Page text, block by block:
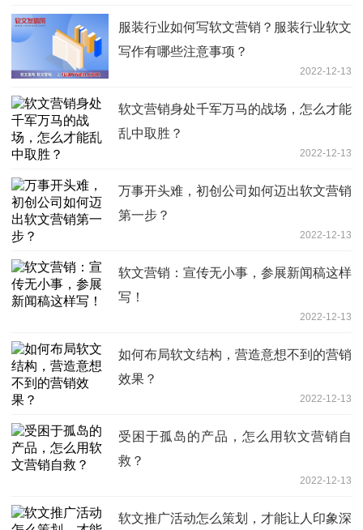
服装行业如何写软文营销？服装行业软文
写作有哪些注意事项？
2022-12-13
软文营销身处千军万马的战场，怎么才能
乱中取胜？
2022-12-13
万事开头难，初创公司如何迈出软文营销
第一步？
2022-12-13
软文营销：宣传无小事，参展新闻稿这样
写！
2022-12-13
如何布局软文结构，营造意想不到的营销
效果？
2022-12-13
受困于孤岛的产品，怎么用软文营销自
救？
2022-12-13
软文推广活动怎么策划，才能让人印象深